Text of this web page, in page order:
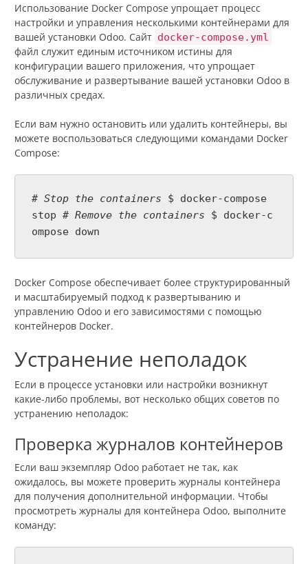
Использование Docker Compose упрощает процесс
настройки и управления несколькими контейнерами для
вашей установки Odoo. Сайт docker-compose.yml
файл служит единым источником истины для
конфигурации вашего приложения, что упрощает
обслуживание и развертывание вашей установки Odoo в
различных средах.
Если вам нужно остановить или удалить контейнеры, вы
можете воспользоваться следующими командами Docker
Compose:
# Stop the containers $ docker-compose
stop # Remove the containers $ docker-c
ompose down
Docker Compose обеспечивает более структурированный
и масштабируемый подход к развертыванию и
управлению Odoo и его зависимостями с помощью
контейнеров Docker.
Устранение неполадок
Если в процессе установки или настройки возникнут
какие-либо проблемы, вот несколько общих советов по
устранению неполадок:
Проверка журналов контейнеров
Если ваш экземпляр Odoo работает не так, как
ожидалось, вы можете проверить журналы контейнера
для получения дополнительной информации. Чтобы
просмотреть журналы для контейнера Odoo, выполните
команду: